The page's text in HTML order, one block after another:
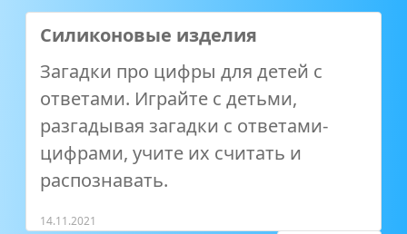
Силиконовые изделия
Загадки про цифры для детей с
ответами. Играйте с детьми,
разгадывая загадки с ответами-
цифрами, учите их считать и
распознавать.
14.11.2021